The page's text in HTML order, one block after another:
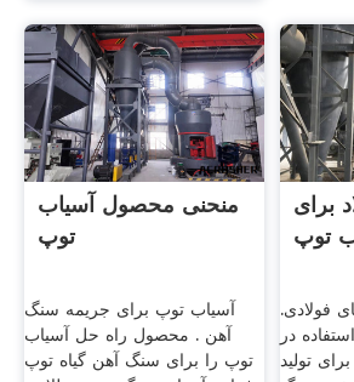
منحنی محصول آسیاب
توپ
آسیاب توپ برای جریمه سنگ
آهن . محصول راه حل آسیاب
توپ را برای سنگ آهن گیاه توپ
برای
توپ
فولادی.
در
تولید